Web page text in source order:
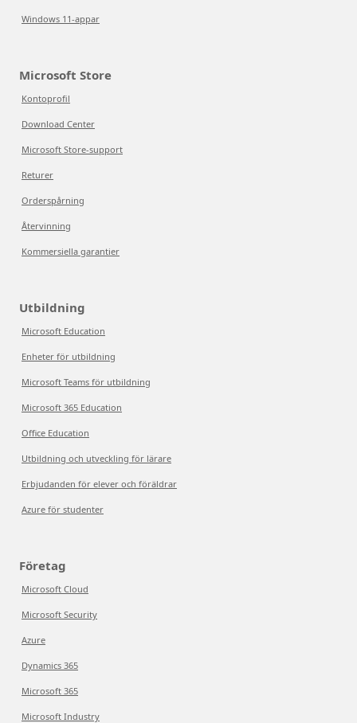
Windows 11-appar
Microsoft Store
Kontoprofil
Download Center
Microsoft Store-support
Returer
Orderspårning
Återvinning
Kommersiella garantier
Utbildning
Microsoft Education
Enheter för utbildning
Microsoft Teams för utbildning
Microsoft 365 Education
Office Education
Utbildning och utveckling för lärare
Erbjudanden för elever och föräldrar
Azure för studenter
Företag
Microsoft Cloud
Microsoft Security
Azure
Dynamics 365
Microsoft 365
Microsoft Industry